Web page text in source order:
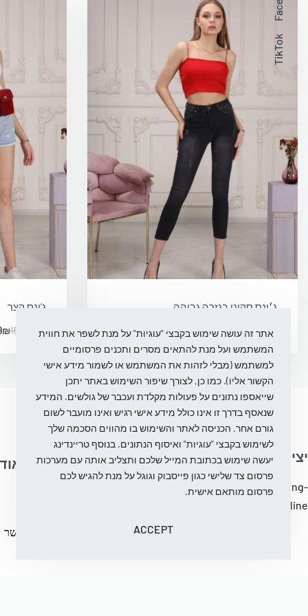
ג׳ינס סקיני בגזרה גבוהה
200.00₪
99.99₪
-50% OFF
ג’ינס קצר
150.00 ₪
₪
יצירת קשר
info@trending-
fashion.online
עֶזרָה
מדיניות פרטיות
על
צור קשר
TikTok
אתר זה עושה שימוש בקבצי "עוגיות" על מנת לשפר את חווית
המשתמש ועל מנת להתאים מסרים ותכנים פרסומיים
למשתמש (מבלי לזהות את המשתמש או לשמור מידע אישי
הקשור אליו). כמו כן, לצורך שיפור השימוש באתר יתכן
שייאספו נתונים על פעולות מקלדת ועכבר של גולשים. המידע
שנאסף בדרך זו אינו כולל מידע אישי רגיש ואינו מועבר לשום
גורם אחר. הכניסה לאתר והשימוש בו מהווים הסכמה שלך
לשימוש בקבצי "עוגיות" ואיסוף הנתונים. בנוסף טריינדינג
יעשה שימוש בכתובת המייל שלכם ותצליב אותה עם מערכות
פרסום צד שלישי כגון פייסבוק וגוגל על מנת להגיש לכם
פרסום מותאם אישית.
ACCEPT